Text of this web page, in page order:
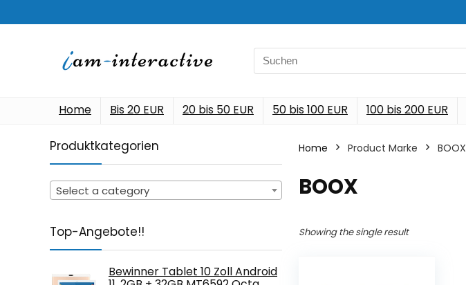
Search
for:
Home Bis 20 EUR 20 bis 50 EUR 50 bis 100 EUR 100 bis 200 EUR
Produktkategorien
Select a category
Top-Angebote!!
Bewinner Tablet 10 Zoll Android
Home Product Marke ‎BOOX
‎BOOX
Showing the single result